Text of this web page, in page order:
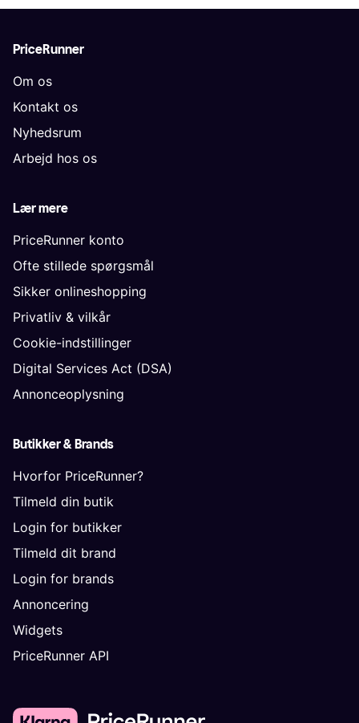
PriceRunner
Om os
Kontakt os
Nyhedsrum
Arbejd hos os
Lær mere
PriceRunner konto
Ofte stillede spørgsmål
Sikker onlineshopping
Privatliv & vilkår
Cookie-indstillinger
Digital Services Act (DSA)
Annonceoplysning
Butikker & Brands
Hvorfor PriceRunner?
Tilmeld din butik
Login for butikker
Tilmeld dit brand
Login for brands
Annoncering
Widgets
PriceRunner API